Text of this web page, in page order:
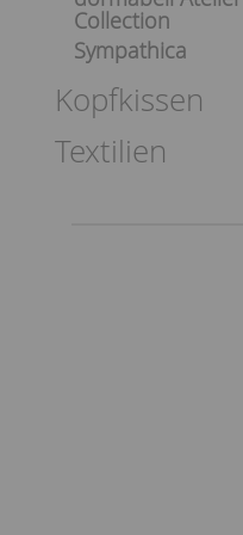
Collection
Sympathica
Kopfkissen
Textilien